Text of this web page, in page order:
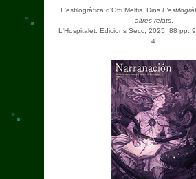
L'estilogràfica d'Offi Meltis. Dins
altres relats
L'Hospitalet: Edicions Secc, 2025. 88 pp.
4.